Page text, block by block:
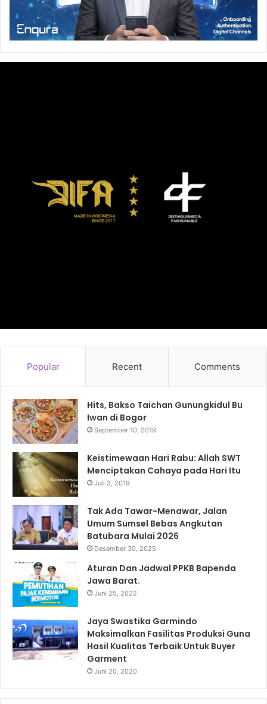
Popular Recent Comments
Hits, Bakso Taichan Gunungkidul Bu
Iwan di Bogor
September 10, 2019
Keistimewaan Hari Rabu: Allah SWT
Menciptakan Cahaya pada Hari Itu
Juli 3, 2019
Tak Ada Tawar-Menawar, Jalan
Umum Sumsel Bebas Angkutan
Batubara Mulai 2026
Desember 30, 2025
Aturan Dan Jadwal PPKB Bapenda
Jawa Barat.
Juni 25, 2022
Jaya Swastika Garmindo
Maksimalkan Fasilitas Produksi Guna
Hasil Kualitas Terbaik Untuk Buyer
Garment
Juni 20, 2020